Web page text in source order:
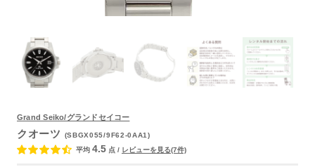
Grand Seiko/グランドセイコー
クオーツ
(SBGX055/9F62-0AA1)
平均 4.5 点 / レビューを見る(7件)
よくあるご質問